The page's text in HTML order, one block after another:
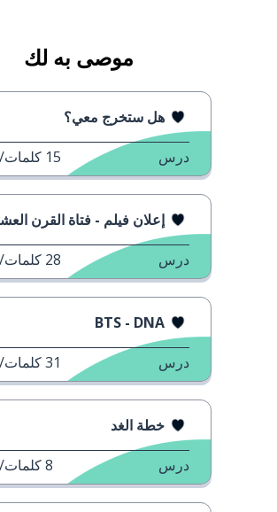
موصى به لك
هل ستخرج معي؟
درس 15
إعلان فيلم - فتاة القرن
درس 28
BTS - DNA
درس 31
خطة الغد
درس 8